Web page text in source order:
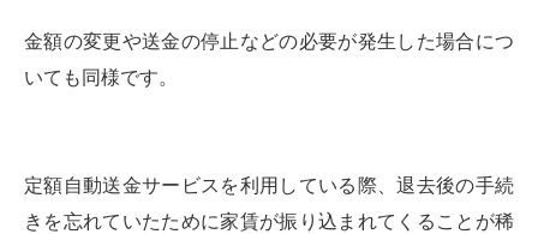
金額の変更や送金の停止などの必要が発生した場合につ
いても同様です。
定額自動送金サービスを利用している際、退去後の手続
きを忘れていたために家賃が振り込まれてくることが稀